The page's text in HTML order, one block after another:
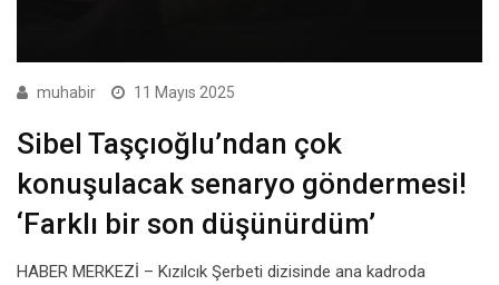
muhabir 11 Mayıs 2025
Sibel Taşçıoğlu’ndan çok
konuşulacak senaryo göndermesi!
‘Farklı bir son düşünürdüm’
HABER MERKEZİ – Kızılcık Şerbeti dizisinde ana kadroda